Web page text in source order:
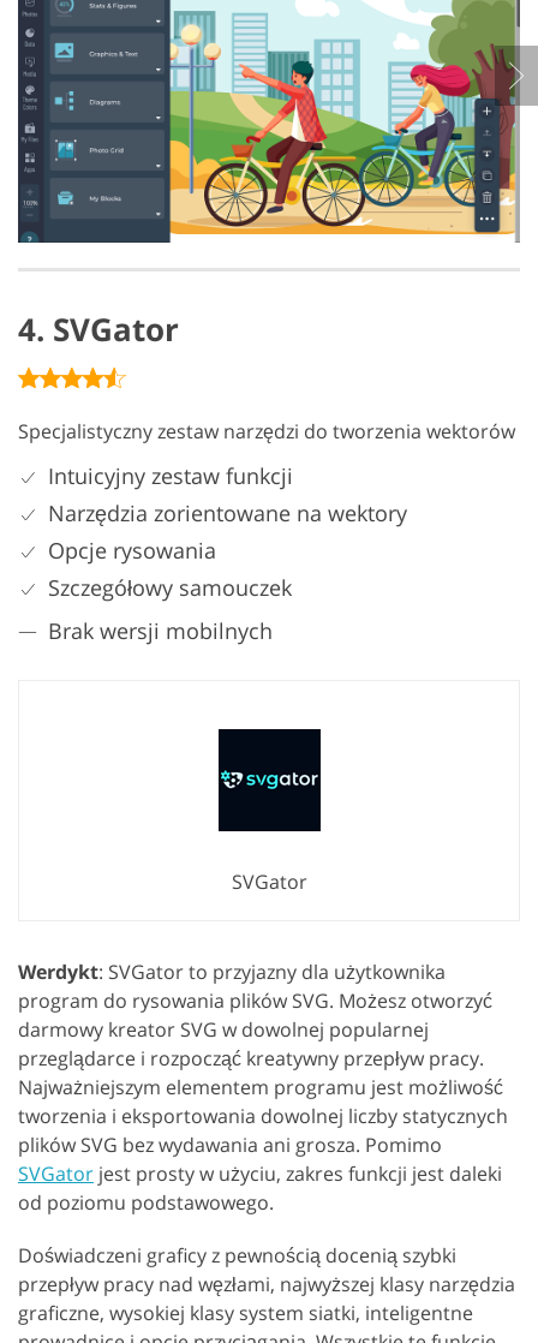
4. SVGator
Specjalistyczny zestaw narzędzi do tworzenia wektorów
Intuicyjny zestaw funkcji
Narzędzia zorientowane na wektory
Opcje rysowania
Szczegółowy samouczek
Brak wersji mobilnych
SVGator
Werdykt: SVGator to przyjazny dla użytkownika
program do rysowania plików SVG. Możesz otworzyć
darmowy kreator SVG w dowolnej popularnej
przeglądarce i rozpocząć kreatywny przepływ pracy.
Najważniejszym elementem programu jest możliwość
tworzenia i eksportowania dowolnej liczby statycznych
plików SVG bez wydawania ani grosza. Pomimo
SVGator jest prosty w użyciu, zakres funkcji jest daleki
od poziomu podstawowego.
Doświadczeni graficy z pewnością docenią szybki
przepływ pracy nad węzłami, najwyższej klasy narzędzia
graficzne, wysokiej klasy system siatki, inteligentne